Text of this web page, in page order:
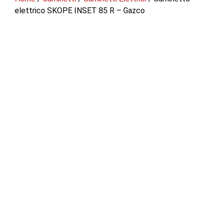
elettrico SKOPE INSET 85 R – Gazco